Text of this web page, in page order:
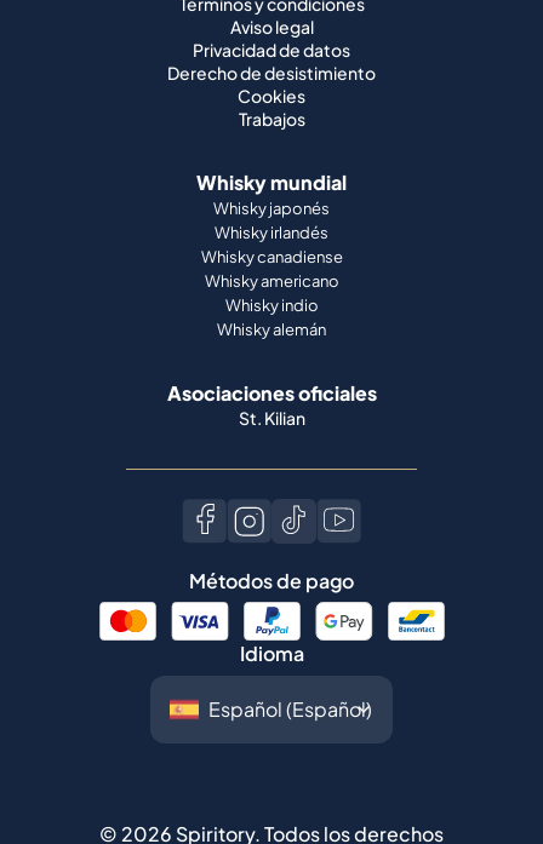
Aviso legal
Privacidad de datos
Derecho de desistimiento
Cookies
Trabajos
Whisky mundial
Whisky japonés
Whisky irlandés
Whisky canadiense
Whisky americano
Whisky indio
Whisky alemán
Asociaciones oficiales
St. Kilian
Métodos de pago
Idioma
© 2026 Spiritory.Todos los derechos